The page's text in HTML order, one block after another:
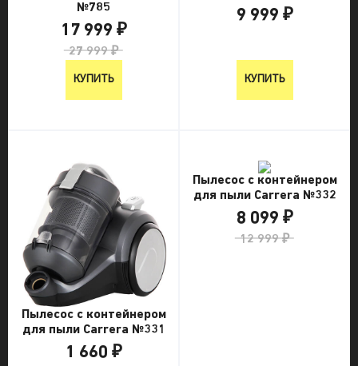
№785
17 999 ₽
27 999 ₽
КУПИТЬ
9 999 ₽
КУПИТЬ
Пылесос с контейнером
для пыли Carrera №331
1 660 ₽
Пылесос с контейнером
для пыли Carrera №332
8 099 ₽
12 999 ₽